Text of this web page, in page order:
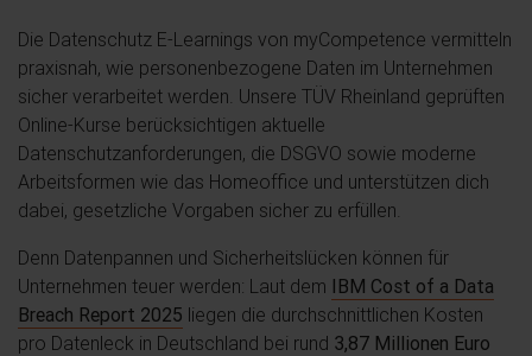
Die Datenschutz E-Learnings von myCompetence vermitteln
praxisnah, wie personenbezogene Daten im Unternehmen
sicher verarbeitet werden. Unsere TÜV Rheinland geprüften
Online-Kurse berücksichtigen aktuelle
Datenschutzanforderungen, die DSGVO sowie moderne
Arbeitsformen wie das Homeoffice und unterstützen dich
dabei, gesetzliche Vorgaben sicher zu erfüllen.
Denn Datenpannen und Sicherheitslücken können für
Unternehmen teuer werden: Laut dem IBM Cost of a Data
Breach Report 2025 liegen die durchschnittlichen Kosten
pro Datenleck in Deutschland bei rund 3,87 Millionen Euro